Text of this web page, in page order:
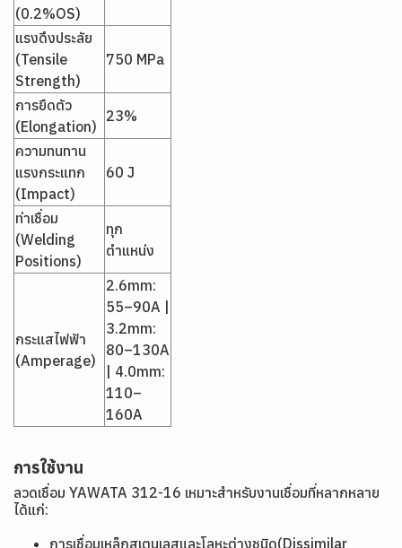
(0.2%OS)
แรงดึงประลัย
(Tensile
Strength)
750 MPa
การยืดตัว
(Elongation)
23%
ความทนทาน
แรงกระแทก
(Impact)
60 J
ท่าเชื่อม
(Welding
Positions)
ทุก
ตำแหน่ง
กระแสไฟฟ้า
(Amperage)
2.6mm:
55–90A |
3.2mm:
80–130A
| 4.0mm:
110–
160A
การใช้งาน
ลวดเชื่อม YAWATA 312-16 เหมาะสำหรับงานเชื่อมที่หลากหลาย
ได้แก่:
การเชื่อมเหล็กสเตนเลสและโลหะต่างชนิด(Dissimilar